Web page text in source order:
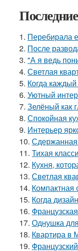
1. Перебирала
2. После
3. "А я ведь
4. Светлая
5. Когда
6. Уютный
7. Зелёный как
8. Спокойная
9. Интерьер
10.
11. Тихая
12. Кухня,
13. Светлая
14. Компактная
15. Когда
16.
17. Однушка
18. Квартира в
19.